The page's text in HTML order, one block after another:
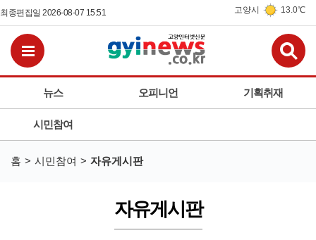
최종편집일 2026-08-07 15:51 고양시 13.0℃
뉴스 오피니언 기획취재
시민참여
홈 시민참여 자유게시판
자유게시판